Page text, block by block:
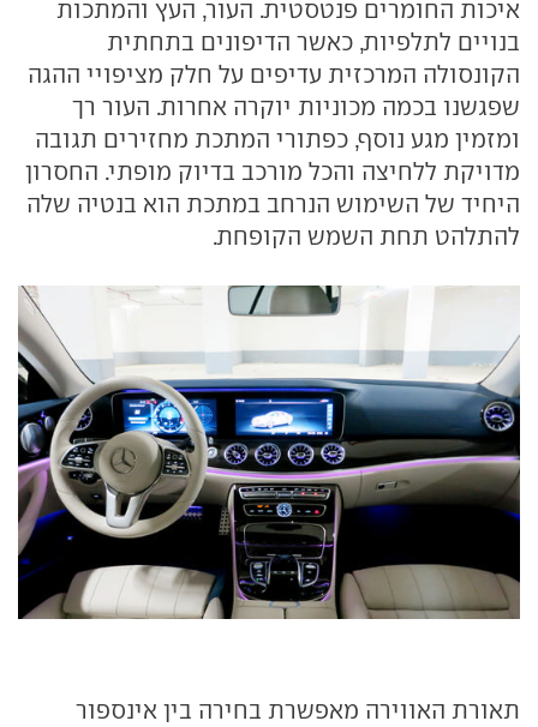
איכות החומרים פנטסטית. העור, העץ והמתכות
בנויים לתלפיות, כאשר הדיפונים בתחתית
הקונסולה המרכזית עדיפים על חלק מציפויי ההגה
שפגשנו בכמה מכוניות יוקרה אחרות. העור רך
ומזמין מגע נוסף, כפתורי המתכת מחזירים תגובה
מדויקת ללחיצה והכל מורכב בדיוק מופתי. החסרון
היחיד של השימוש הנרחב במתכת הוא בנטיה שלה
להתלהט תחת השמש הקופחת.
תאורת האווירה מאפשרת בחירה בין אינספור